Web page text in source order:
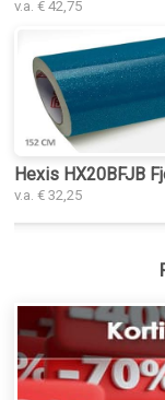
v.a. € 42,75
Hexis HX20BFJB
v.a. € 32,25